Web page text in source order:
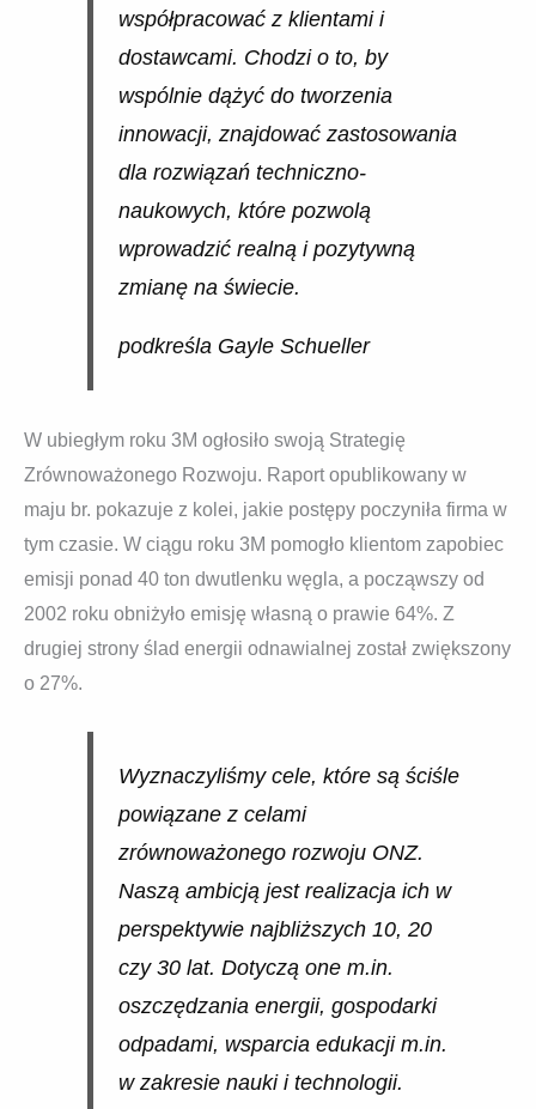
współpracować z klientami i
dostawcami. Chodzi o to, by
wspólnie dążyć do tworzenia
innowacji, znajdować zastosowania
dla rozwiązań techniczno-
naukowych, które pozwolą
wprowadzić realną i pozytywną
zmianę na świecie.
podkreśla Gayle Schueller
W ubiegłym roku 3M ogłosiło swoją Strategię
Zrównoważonego Rozwoju. Raport opublikowany w
maju br. pokazuje z kolei, jakie postępy poczyniła firma w
tym czasie. W ciągu roku 3M pomogło klientom zapobiec
emisji ponad 40 ton dwutlenku węgla, a począwszy od
2002 roku obniżyło emisję własną o prawie 64%. Z
drugiej strony ślad energii odnawialnej został zwiększony
o 27%.
Wyznaczyliśmy cele, które są ściśle
powiązane z celami
zrównoważonego rozwoju ONZ.
Naszą ambicją jest realizacja ich w
perspektywie najbliższych 10, 20
czy 30 lat. Dotyczą one m.in.
oszczędzania energii, gospodarki
odpadami, wsparcia edukacji m.in.
w zakresie nauki i technologii.